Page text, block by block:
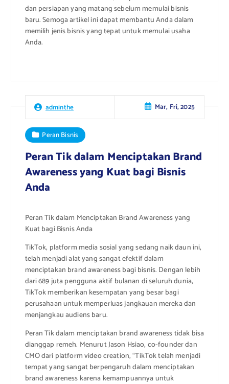
dan persiapan yang matang sebelum memulai bisnis
baru. Semoga artikel ini dapat membantu Anda dalam
memilih jenis bisnis yang tepat untuk memulai usaha
Anda.
adminthe Mar, Fri, 2025
Peran Bisnis
Peran Tik dalam Menciptakan Brand
Awareness yang Kuat bagi Bisnis
Anda
Peran Tik dalam Menciptakan Brand Awareness yang
Kuat bagi Bisnis Anda
TikTok, platform media sosial yang sedang naik daun ini,
telah menjadi alat yang sangat efektif dalam
menciptakan brand awareness bagi bisnis. Dengan lebih
dari 689 juta pengguna aktif bulanan di seluruh dunia,
TikTok memberikan kesempatan yang besar bagi
perusahaan untuk memperluas jangkauan mereka dan
menjangkau audiens baru.
Peran Tik dalam menciptakan brand awareness tidak bisa
dianggap remeh. Menurut Jason Hsiao, co-founder dan
CMO dari platform video creation, “TikTok telah menjadi
tempat yang sangat berpengaruh dalam menciptakan
brand awareness karena kemampuannya untuk